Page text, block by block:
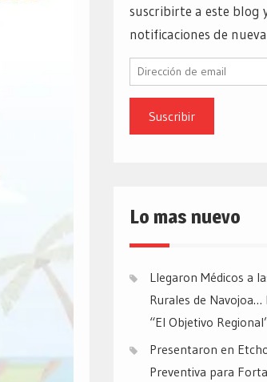
suscribirte a este blog
notificaciones de
Dirección
email
Lo mas nuevo
Llegaron Médicos a
Rurales de Navojoa…
“El Objetivo
Presentaron en
Preventiva para